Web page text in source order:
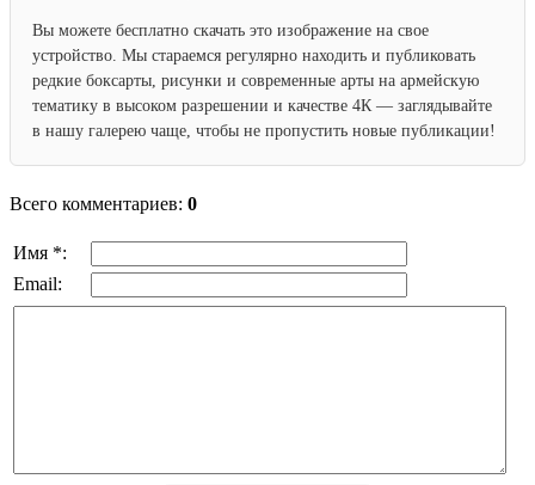
Вы можете бесплатно скачать это изображение на свое
устройство. Мы стараемся регулярно находить и публиковать
редкие боксарты, рисунки и современные арты на армейскую
тематику в высоком разрешении и качестве 4К — заглядывайте
в нашу галерею чаще, чтобы не пропустить новые публикации!
Всего комментариев: 0
Имя *:
Email: